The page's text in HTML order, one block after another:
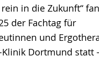
in die Zukunft“
der Fachtag für
und
Klinik Dortmund statt